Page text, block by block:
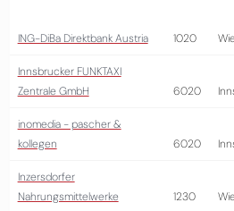
ING-DiBa Direktbank Austria 1020
Innsbrucker FUNKTAXI
Zentrale GmbH
6020
inomedia - pascher &
kollegen
6020
Inzersdorfer
Nahrungsmittelwerke
1230